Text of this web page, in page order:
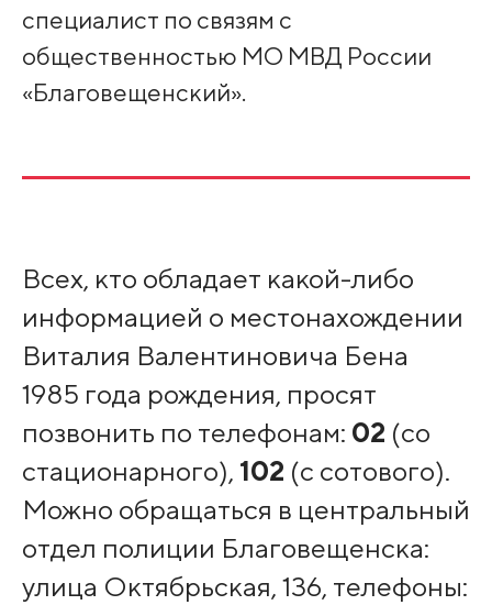
специалист по связям с
общественностью МО МВД России
«Благовещенский».
Всех, кто обладает какой-либо
информацией о местонахождении
Виталия Валентиновича Бена
1985 года рождения, просят
позвонить по телефонам: 02 (со
стационарного), 102 (с сотового).
Можно обращаться в центральный
отдел полиции Благовещенска:
улица Октябрьская, 136, телефоны: